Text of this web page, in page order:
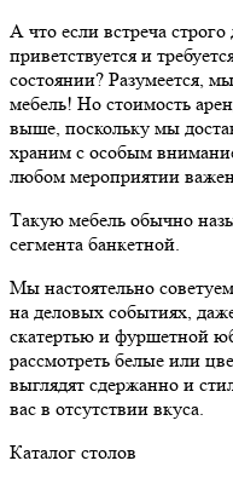
А что если встреча
приветствуется и
состоянии? Разумеется,
мебель! Но стоимость
выше, поскольку мы
храним с особым
любом мероприятии важен
Такую мебель обычно
сегмента банкетной.
Мы настоятельно
на деловых событиях,
скатертью и фуршетной
рассмотреть белые или
выглядят сдержанно и
вас в отсутствии вкуса.
Каталог столов